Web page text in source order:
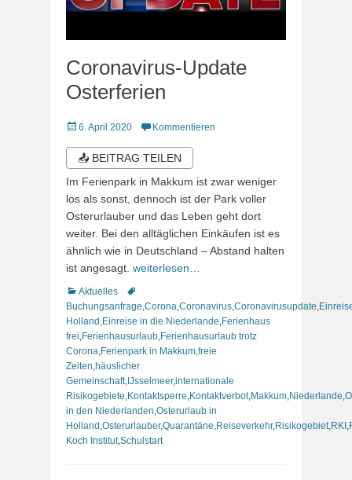
Coronavirus-Update
Osterferien
Veröffentlicht
6. April 2020 Kommentieren
📤 BEITRAG TEILEN
Im Ferienpark in Makkum ist zwar weniger
los als sonst, dennoch ist der Park voller
Osterurlauber und das Leben geht dort
weiter. Bei den alltäglichen Einkäufen ist es
ähnlich wie in Deutschland – Abstand halten
ist angesagt. weiterlesen…
Kategorien
Aktuelles
Schlagworte
Buchungsanfrage Corona Coronavirus Coronavirusupdate
Holland Einreise in die Niederlande Ferienhaus
frei Ferienhausurlaub Ferienhausurlaub trotz
Corona Ferienpark in Makkum freie
Zeiten häuslicher
Gemeinschaft, IJsselmeer,internationale
Risikogebiete Kontaktsperre Kontaktverbot, Makkum Niederlande
in den Niederlanden Osterurlaub in
Holland Osterurlauber,Quarantäne Reiseverkehr, Risikogebiet RKI
Koch Institut,Schulstart